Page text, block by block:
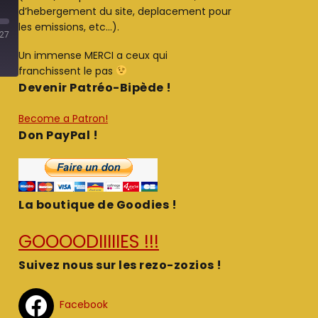
d’hebergement du site, deplacement pour
les emissions, etc…).
Un immense MERCI a ceux qui
franchissent le pas
Devenir Patréo-Bipède !
Become a Patron!
Don PayPal !
La boutique de Goodies !
GOOOODIIIIIES !!!
Suivez nous sur les rezo-zozios !
Facebook